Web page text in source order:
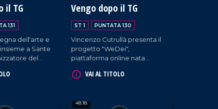
di
il TG
131
dell'arte e
a Sante
del
dello
dello
Vengo dopo il TG
ST 1 PUNTATA 130
Vincenzo Cutrullà presenta il
progetto "WeDei",
piattaforma online nata
con Danilo Ceraso e un team
VAI AL TITOLO
48:18